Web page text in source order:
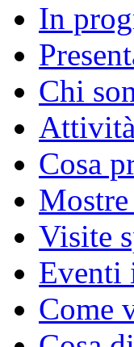
In
Chi
Attività
Cosa
Mostre
Visite
Eventi
Come